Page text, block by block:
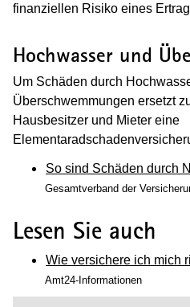
finanziellen Risiko eines
Hochwasser und
Um Schäden durch
Überschwemmungen ersetzt
Hausbesitzer und Mieter eine
So sind Schä­den durch
Gesamtverband der
Lesen Sie auch
Wie versichere ich mich
Amt24-Informationen